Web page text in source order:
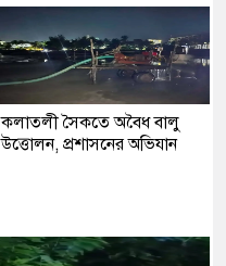
কলাতলী সৈকতে অবৈধ বালু
উত্তোলন, প্রশাসনের অভিযান